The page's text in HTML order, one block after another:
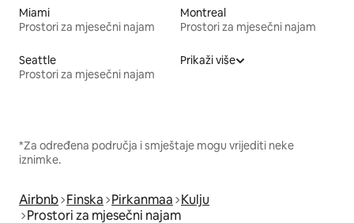
Miami
Prostori za mjesečni najam
Montreal
Prostori za mjesečni najam
Seattle
Prostori za mjesečni najam
Prikaži više
*Za određena područja i smještaje mogu vrijediti neke
iznimke.
Airbnb Finska Pirkanmaa Kulju
Prostori za mjesečni najam